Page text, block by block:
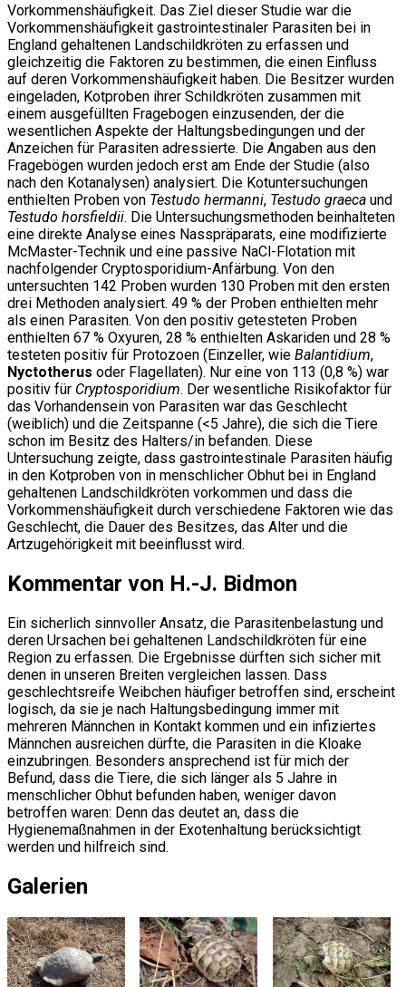
Vorkommenshäufigkeit. Das Ziel dieser Studie war die
Vorkommenshäufigkeit gastrointestinaler Parasiten bei in
England gehaltenen Landschildkröten zu erfassen und
gleichzeitig die Faktoren zu bestimmen, die einen Einfluss
auf deren Vorkommenshäufigkeit haben. Die Besitzer wurden
eingeladen, Kotproben ihrer Schildkröten zusammen mit
einem ausgefüllten Fragebogen einzusenden, der die
wesentlichen Aspekte der Haltungsbedingungen und der
Anzeichen für Parasiten adressierte. Die Angaben aus den
Fragebögen wurden jedoch erst am Ende der Studie (also
nach den Kotanalysen) analysiert. Die Kotuntersuchungen
enthielten Proben von Testudo hermanni, Testudo graeca und
Testudo horsfieldii. Die Untersuchungsmethoden beinhalteten
eine direkte Analyse eines Nasspräparats, eine modifizierte
McMaster-Technik und eine passive NaCl-Flotation mit
nachfolgender Cryptosporidium-Anfärbung. Von den
untersuchten 142 Proben wurden 130 Proben mit den ersten
drei Methoden analysiert. 49 % der Proben enthielten mehr
als einen Parasiten. Von den positiv getesteten Proben
enthielten 67 % Oxyuren, 28 % enthielten Askariden und 28 %
testeten positiv für Protozoen (Einzeller, wie Balantidium,
Nyctotherus oder Flagellaten). Nur eine von 113 (0,8 %) war
positiv für Cryptosporidium. Der wesentliche Risikofaktor für
das Vorhandensein von Parasiten war das Geschlecht
(weiblich) und die Zeitspanne (<5 Jahre), die sich die Tiere
schon im Besitz des Halters/in befanden. Diese
Untersuchung zeigte, dass gastrointestinale Parasiten häufig
in den Kotproben von in menschlicher Obhut bei in England
gehaltenen Landschildkröten vorkommen und dass die
Vorkommenshäufigkeit durch verschiedene Faktoren wie das
Geschlecht, die Dauer des Besitzes, das Alter und die
Artzugehörigkeit mit beeinflusst wird.
Kommentar von H.-J. Bidmon
Ein sicherlich sinnvoller Ansatz, die Parasitenbelastung und
deren Ursachen bei gehaltenen Landschildkröten für eine
Region zu erfassen. Die Ergebnisse dürften sich sicher mit
denen in unseren Breiten vergleichen lassen. Dass
geschlechtsreife Weibchen häufiger betroffen sind, erscheint
logisch, da sie je nach Haltungsbedingung immer mit
mehreren Männchen in Kontakt kommen und ein infiziertes
Männchen ausreichen dürfte, die Parasiten in die Kloake
einzubringen. Besonders ansprechend ist für mich der
Befund, dass die Tiere, die sich länger als 5 Jahre in
menschlicher Obhut befunden haben, weniger davon
betroffen waren: Denn das deutet an, dass die
Hygienemaßnahmen in der Exotenhaltung berücksichtigt
werden und hilfreich sind.
Galerien